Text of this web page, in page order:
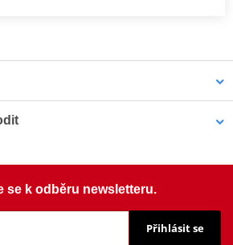
se k odběru newsletteru.
Přihlásit se